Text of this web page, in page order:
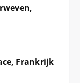
Frankrijk